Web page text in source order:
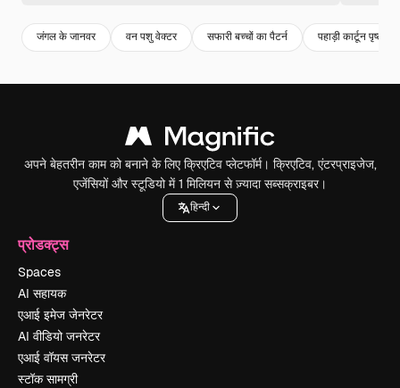
जंगल के जानवर वन पशु वेक्टर सफारी बच्चों का पैटर्न पहाड़ी कार्टून पृष्ठभूमि
अपने बेहतरीन काम को बनाने के लिए क्रिएटिव प्लेटफॉर्म। क्रिएटिव, एंटरप्राइजेज,
एजेंसियों और स्टूडियो में 1 मिलियन से ज़्यादा सब्सक्राइबर।
हिन्दी
प्रोडक्ट्स
Spaces
AI सहायक
एआई इमेज जेनरेटर
AI वीडियो जनरेटर
एआई वॉयस जनरेटर
स्टॉक सामग्री